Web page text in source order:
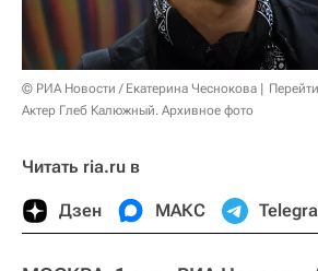
© РИА Новости / Екатерина Чеснокова
Актер Глеб Калюжный. Архивное фото
Читать ria.ru в
Дзен МАКС